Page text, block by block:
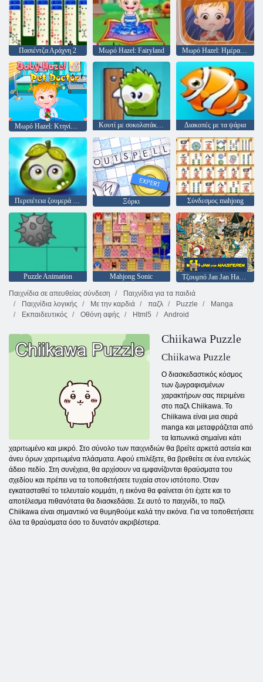
Πασιέντζα Αράχνη 2 Μωρό Hazel: Fairyland Μωρό Hazel: Ημέρα του Πατέρα
Κουτί με σοκολατάκια μου Διακοπές με τα ψάρια
Περιπέτεια ζουμερά μούρα Ξόρκι Σύνδεσμος mahjong
Puzzle Animation Mahjong Sonic
Τζουμπό Jan Jan Haasteren
Παιχνίδια σε απευθείας σύνδεση
Παιχνίδια για τα παιδιά
Παιχνίδια λογικής
Με την καρδιά παζλ Puzzle
Manga
Εκπαιδευτικός
Οθόνη αφής Html5 Android
Chiikawa Puzzle
Chiikawa Puzzle
Ο διασκεδαστικός κόσμος
των ζωγραφισμένων
χαρακτήρων σας περιμένει
στο παζλ Chiikawa. Το
Chiikawa είναι μια σειρά
manga και μεταφράζεται από
τα Ιαπωνικά σημαίνει κάτι
χαριτωμένο και μικρό. Στο σύνολο των παιχνιδιών θα βρείτε αρκετά αστεία και
άνευ όρων χαριτωμένα πλάσματα. Αφού επιλέξετε, θα βρεθείτε σε ένα εντελώς
άδειο πεδίο. Στη συνέχεια, θα αρχίσουν να εμφανίζονται θραύσματα του
σχεδίου και πρέπει να τα τοποθετήσετε τυχαία στον ιστότοπο. Όταν
εγκατασταθεί το τελευταίο κομμάτι, η εικόνα θα φαίνεται ότι έχετε και το
αποτέλεσμα πιθανότατα θα διασκεδάσει. Σε αυτό το παιχνίδι, το παζλ
Chiikawa είναι σημαντικό να θυμηθούμε καλά την εικόνα. Για να τοποθετήσετε
όλα τα θραύσματα όσο το δυνατόν ακριβέστερα.